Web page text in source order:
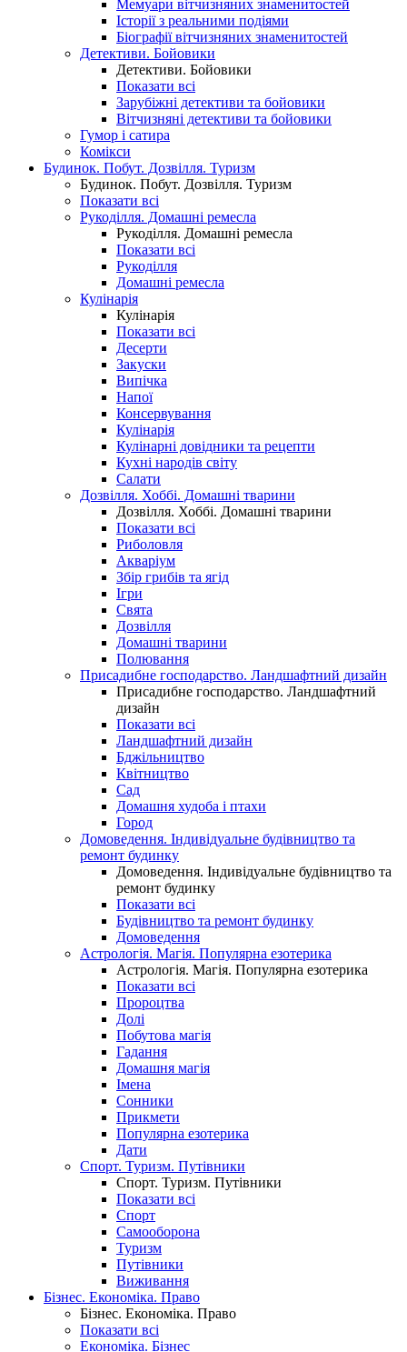
Мемуари вітчизняних знаменитостей
Історії з реальними подіями
Біографії вітчизняних знаменитостей
Детективи. Бойовики
Детективи. Бойовики
Показати всі
Зарубіжні детективи та бойовики
Вітчизняні детективи та бойовики
Гумор і сатира
Комікси
Будинок. Побут. Дозвілля. Туризм
Будинок. Побут. Дозвілля. Туризм
Показати всі
Рукоділля. Домашні ремесла
Рукоділля. Домашні ремесла
Показати всі
Рукоділля
Домашні ремесла
Кулінарія
Кулінарія
Показати всі
Десерти
Закуски
Випічка
Напої
Консервування
Кулінарія
Кулінарні довідники та рецепти
Кухні народів світу
Салати
Дозвілля. Хоббі. Домашні тварини
Дозвілля. Хоббі. Домашні тварини
Показати всі
Риболовля
Акваріум
Збір грибів та ягід
Ігри
Свята
Дозвілля
Домашні тварини
Полювання
Присадибне господарство. Ландшафтний дизайн
Присадибне господарство. Ландшафтний
дизайн
Показати всі
Ландшафтний дизайн
Бджільництво
Квітництво
Сад
Домашня худоба і птахи
Город
Домоведення. Індивідуальне будівництво та
ремонт будинку
Домоведення. Індивідуальне будівництво та
ремонт будинку
Показати всі
Будівництво та ремонт будинку
Домоведення
Астрологія. Магія. Популярна езотерика
Астрологія. Магія. Популярна езотерика
Показати всі
Пророцтва
Долі
Побутова магія
Гадання
Домашня магія
Імена
Сонники
Прикмети
Популярна езотерика
Дати
Спорт. Туризм. Путівники
Спорт. Туризм. Путівники
Показати всі
Спорт
Самооборона
Туризм
Путівники
Виживання
Бізнес. Економіка. Право
Бізнес. Економіка. Право
Показати всі
Економіка. Бізнес